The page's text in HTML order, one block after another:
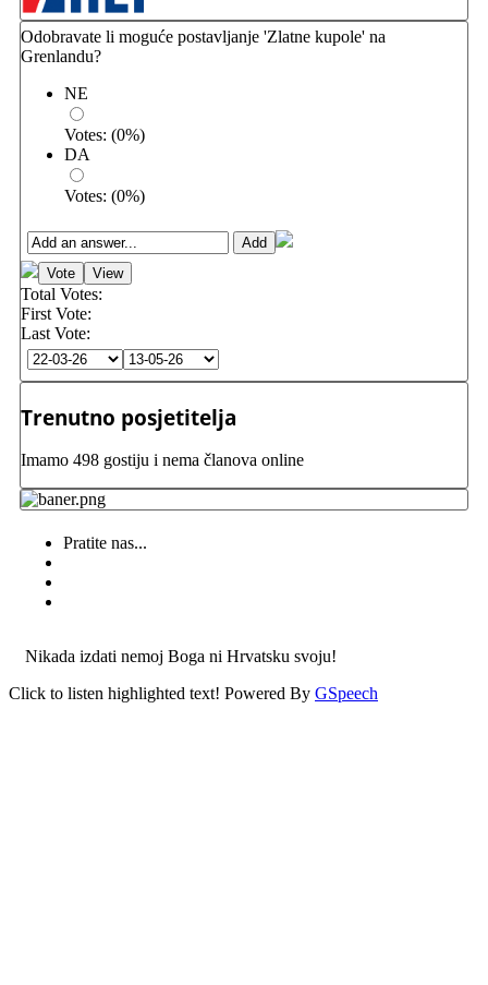
Odobravate li moguće postavljanje 'Zlatne kupole' na
Grenlandu?
NE
Votes: (0%)
DA
Votes: (0%)
Total Votes:
First Vote:
Last Vote:
Trenutno posjetitelja
Imamo 498 gostiju i nema članova online
Pratite nas...
Nikada izdati nemoj Boga ni Hrvatsku svoju!
Click to listen highlighted text! Powered By GSpeech